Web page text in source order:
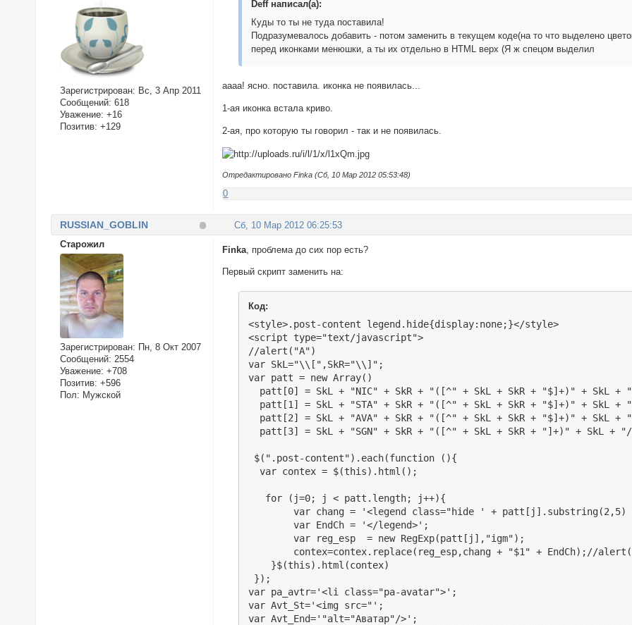
Зарегистрирован: Вс, 3 Апр 2011
Сообщений: 618
Уважение: +16
Позитив: +129
Deff написал(а):
Куды то ты не туда поставила!
Подразумевалось добавить - потом заменить в текущем коде(на то что выделено
перед иконками менюшки, а ты их отдельно в HTML верх (Я ж спецом выделил
аааа! ясно. поставила. иконка не появилась...
1-ая иконка встала криво.
2-ая, про которую ты говорил - так и не появилась.
Отредактировано Finka (Сб, 10 Мар 2012 05:53:48)
0
Сб, 10 Мар 2012 06:25:53
RUSSIAN_GOBLIN
Cтарожил
Зарегистрирован: Пн, 8 Окт 2007
Сообщений: 2554
Уважение: +708
Позитив: +596
Пол: Мужской
Finka , проблема до сих пор есть?
Первый скрипт заменить на:
Код:
<style>.post-content legend.hide{display:none;}</style>
<script type="text/javascript">
//alert("A")
var SkL="\\[",SkR="\\]";
var patt = new Array()
patt[0] = SkL + "NIC" + SkR + "([^" + SkL + SkR + "$]+)" + SkL +
patt[1] = SkL + "STA" + SkR + "([^" + SkL + SkR + "$]+)" + SkL +
patt[2] = SkL + "AVA" + SkR + "([^" + SkL + SkR + "$]+)" + SkL +
patt[3] = SkL + "SGN" + SkR + "([^" + SkL + SkR + "]+)" + SkL +
$(".post-content").each(function (){
  var contex = $(this).html();
   for (j=0; j < patt.length; j++){
	var chang = '<legend class="hide ' + patt[j].substring(2,5) + '" >';//alert(chang)
	var EndCh = '</legend>';
	var reg_esp  = new RegExp(patt[j],"igm");
    }$(this).html(contex)
});
var pa_avtr='<li class="pa-avatar">';
var Avt_St='<img src="';
var Avt_End='"alt="Аватар"/>';